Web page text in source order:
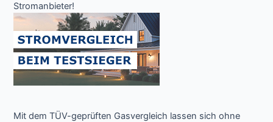
Stromanbieter!
Mit dem TÜV-geprüften Gasvergleich lassen sich ohne